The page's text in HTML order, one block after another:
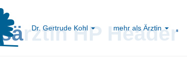
Dr. Gertrude Kohl mehr als Ärztin
HP Header